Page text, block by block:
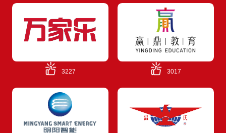
3227 3017